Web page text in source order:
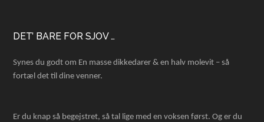
Footer
DET’ BARE FOR SJOV …
Synes du godt om En masse dikkedarer & en halv molevit – så
fortæl det til dine venner.
Er du knap så begejstret, så tal lige med en voksen først. Og er du